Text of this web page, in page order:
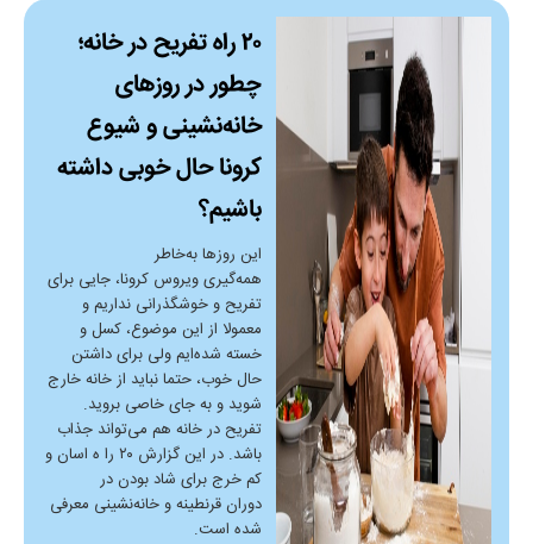
۲۰ راه تفریح در خانه؛
چطور در روزهای
خانه‌نشینی و شیوع
کرونا حال خوبی داشته
باشیم؟
این روزها به‌خاطر
همه‌گیری ویروس کرونا، جایی برای
تفریح و خوشگذرانی نداریم و
معمولا از این موضوع، کسل و
خسته شده‌ایم ولی برای داشتن
حال خوب، حتما نباید از خانه خارج
شوید و به جای خاصی بروید.
تفریح در خانه هم می‌تواند جذاب
باشد. در این گزارش ۲۰ را ه اسان و
کم خرج برای شاد بودن در
دوران قرنطینه و خانه‌نشینی معرفی
شده است.